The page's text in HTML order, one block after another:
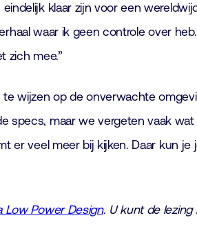
klaar zijn voor een
waar ik geen controle over
zich mee.”
wijzen op de onverwachte
maar we vergeten vaak
veel meer bij kijken. Daar kun je
Low Power Design. U kunt de